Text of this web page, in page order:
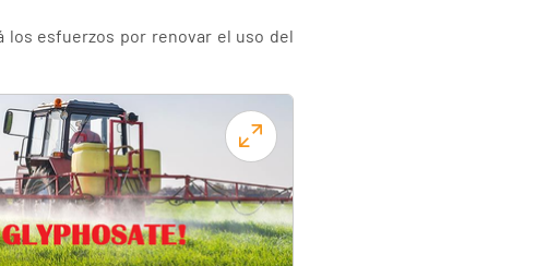
los esfuerzos por renovar el uso del